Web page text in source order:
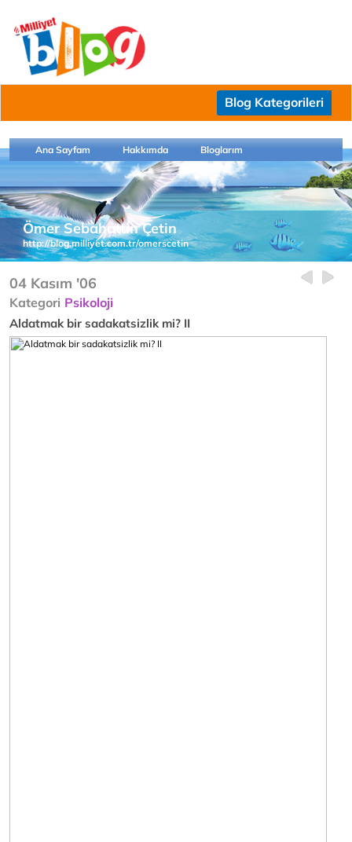
Blog Kategorileri
Ana Sayfam Hakkımda Bloglarım
Ömer Sebahattin Çetin
http://blog.milliyet.com.tr/omerscetin
04 Kasım '06
Kategori Psikoloji
Aldatmak bir sadakatsizlik mi? II